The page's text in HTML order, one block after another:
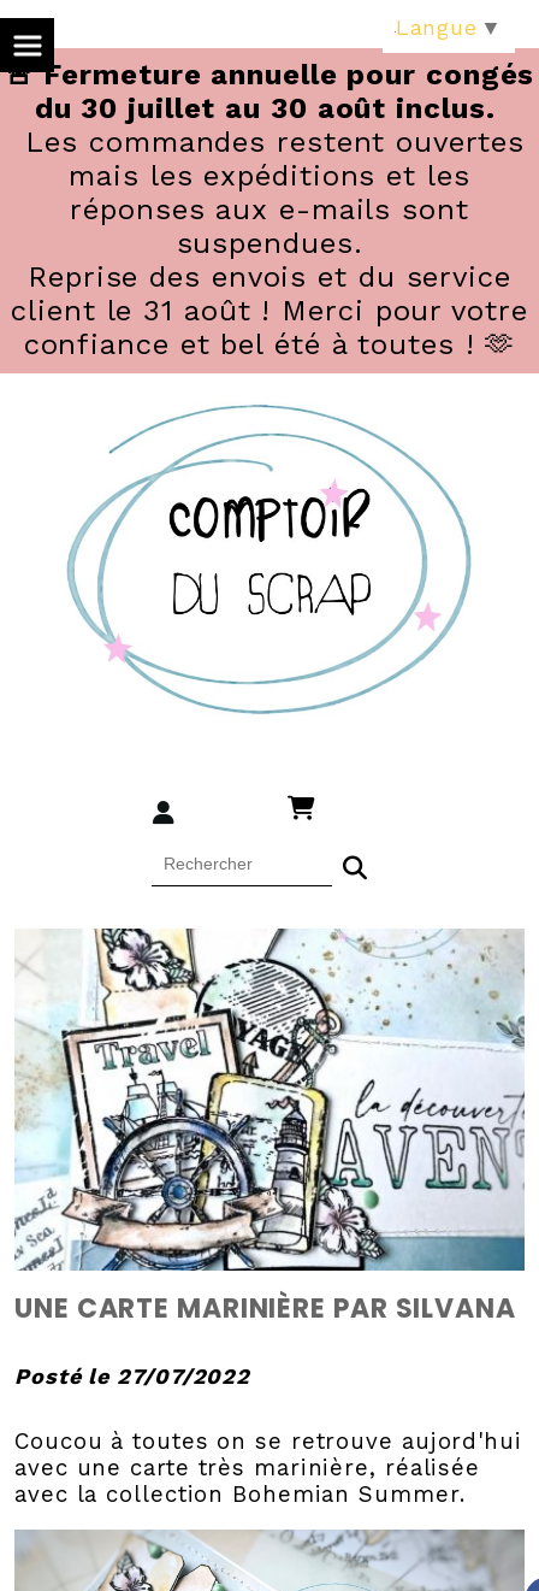
🚨 Fermeture annuelle pour congés
du 30 juillet au 30 août inclus.
Les commandes restent ouvertes
mais les expéditions et les
réponses aux e-mails sont
suspendues.
Reprise des envois et du service
client le 31 août ! Merci pour votre
confiance et bel été à toutes ! 🫶
UNE CARTE MARINIÈRE PAR SILVANA
Posté le 27/07/2022
Coucou à toutes on se retrouve aujord'hui
avec une carte très marinière, réalisée
avec la collection Bohemian Summer.
Langue ▼